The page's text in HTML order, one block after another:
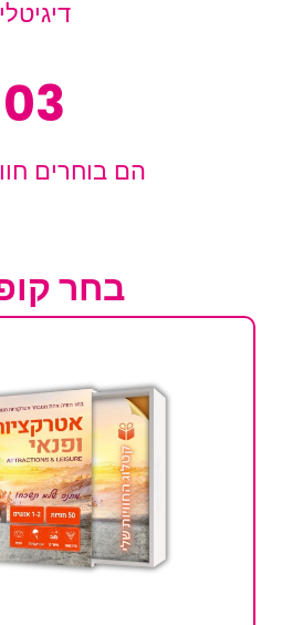
דיגיטלי
03
הם בוחרים
בחר